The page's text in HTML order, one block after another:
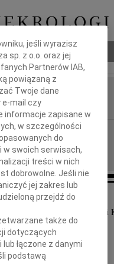
zawiadamiamy,
roku zmarł nasz Przyjaciel i
jeśli wyrazisz
sp. z o.o. oraz jej
Partnerów IAB,
powiązaną z
Twoje dane
e-mail czy
informacje zapisane w
w szczególności
do
swoich serwisach,
treści w nich
dobrowolne. Jeśli nie
jej zakres lub
przejdź do
także do
dotyczących
łączone z danymi
podstawą